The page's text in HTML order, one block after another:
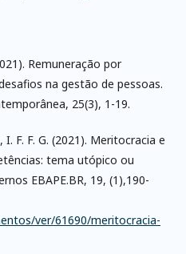
Remuneração por
na gestão de pessoas.
25(3), 1-19.
I. F. F. G. (2021). Meritocracia e
tema utópico ou
EBAPE.BR, 19, (1),190-
ver/61690/meritocracia-